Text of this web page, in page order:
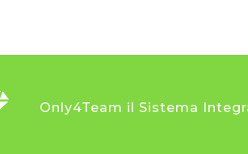
Only4Team il Sistema